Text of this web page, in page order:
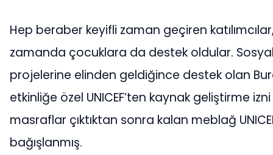
Hep beraber keyifli zaman geçiren
zamanda çocuklara da destek oldular.
projelerine elinden geldiğince destek olan
etkinliğe özel UNICEF’ten kaynak geliştirme
masraflar çıktıktan sonra kalan meblağ
bağışlanmış.